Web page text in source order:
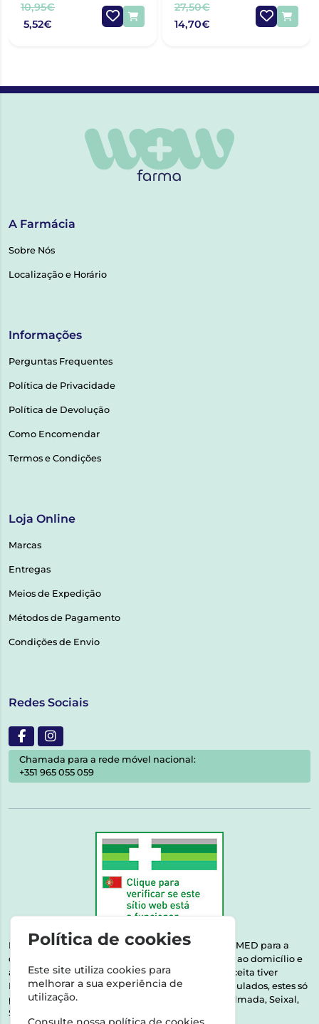
10,95€
5,52€
27,50€
14,70€
A Farmácia
Sobre Nós
Localização e Horário
Informações
Perguntas Frequentes
Política de Privacidade
Política de Devolução
Como Encomendar
Termos e Condições
Loja Online
Marcas
Entregas
Meios de Expedição
Métodos de Pagamento
Condições de Envio
Redes Sociais
Chamada para a rede móvel nacional:
+351 965 055 059
Esta farmácia encontra-se autorizada pelo INFARMED para a
dispensa de medicamentos e produtos de saúde ao domicílio e
através da internet. Medicamentos | Se na sua receita tiver
MSRM, MNSRM, MSRMV ou Medicamentos Manipulados, estes só
podem ser entregues nos seguintes concelhos: Almada, Seixal,
Sesimbra, Oeiras e Lisboa.
Política de cookies
Este site utiliza cookies para
melhorar a sua experiência de
utilização.